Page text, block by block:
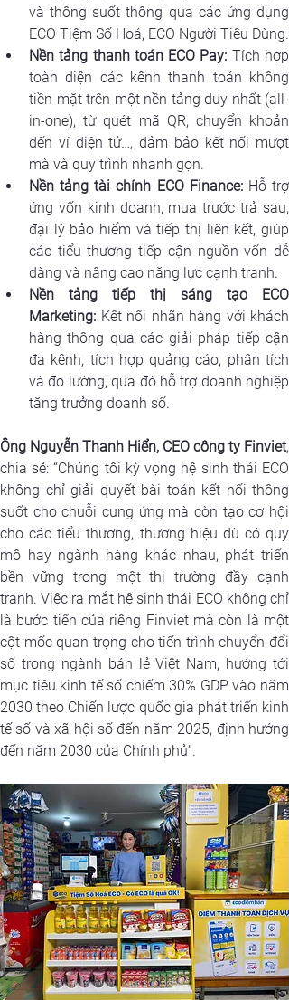
và thông suốt thông qua các ứng dụng
ECO Tiệm Số Hoá, ECO Người Tiêu Dùng.
Nền tảng thanh toán ECO Pay: Tích hợp
toàn diện các kênh thanh toán không
tiền mặt trên một nền tảng duy nhất (all-
in-one), từ quét mã QR, chuyển khoản
đến ví điện tử…, đảm bảo kết nối mượt
mà và quy trình nhanh gọn.
Nền tảng tài chính ECO Finance: Hỗ trợ
ứng vốn kinh doanh, mua trước trả sau,
đại lý bảo hiểm và tiếp thị liên kết, giúp
các tiểu thương tiếp cận nguồn vốn dễ
dàng và nâng cao năng lực cạnh tranh.
Nền tảng tiếp thị sáng tạo ECO
Marketing: Kết nối nhãn hàng với khách
hàng thông qua các giải pháp tiếp cận
đa kênh, tích hợp quảng cáo, phân tích
và đo lường, qua đó hỗ trợ doanh nghiệp
tăng trưởng doanh số.
Ông Nguyễn Thanh Hiển, CEO công ty Finviet,
chia sẻ: “Chúng tôi kỳ vọng hệ sinh thái ECO
không chỉ giải quyết bài toán kết nối thông
suốt cho chuỗi cung ứng mà còn tạo cơ hội
cho các tiểu thương, thương hiệu dù có quy
mô hay ngành hàng khác nhau, phát triển
bền vững trong một thị trường đầy cạnh
tranh. Việc ra mắt hệ sinh thái ECO không chỉ
là bước tiến của riêng Finviet mà còn là một
cột mốc quan trọng cho tiến trình chuyển đổi
số trong ngành bán lẻ Việt Nam, hướng tới
mục tiêu kinh tế số chiếm 30% GDP vào năm
2030 theo Chiến lược quốc gia phát triển kinh
tế số và xã hội số đến năm 2025, định hướng
đến năm 2030 của Chính phủ”.